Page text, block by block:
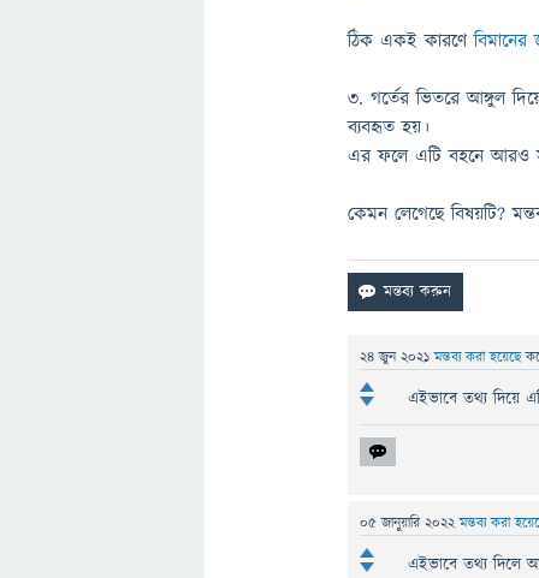
ঠিক একই কারণে
৩. গর্তের ভিতরে আঙ্গুল
ব্যবহৃত হয়।
এর ফলে এটি বহনে আরও
কেমন লেগেছে বিষয়টি?
24 জুন 2021 মন্তব্য করা হয়েছে
এইভাবে তথ্য দিয়ে
05 জানুয়ারি 2022 মন্তব্য করা
এইভাবে তথ্য দিলে